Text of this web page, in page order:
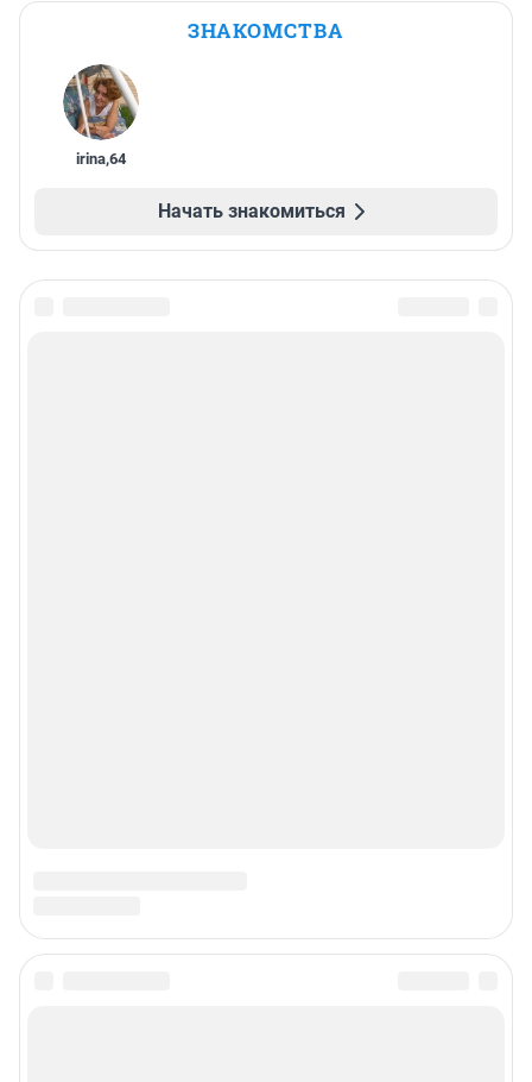
ЗНАКОМСТВА
irina,64
Начать знакомиться